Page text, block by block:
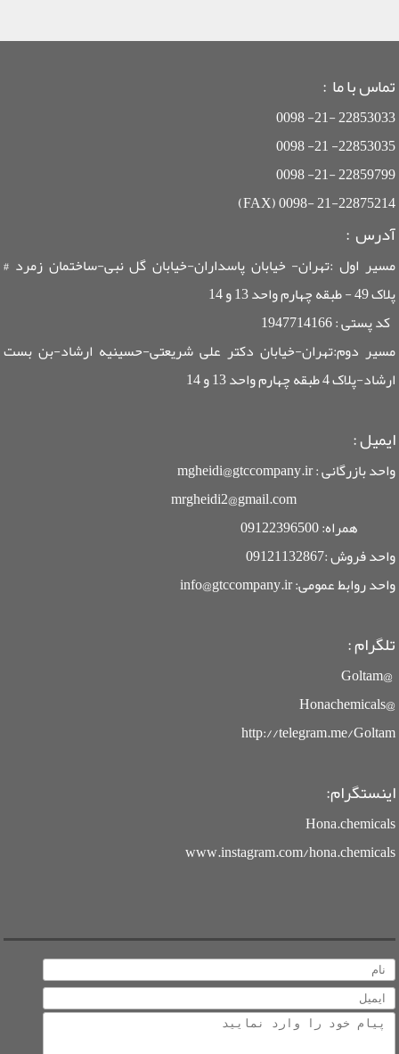
تماس با ما :
22853033 -21- 0098
22853035- 21- 0098
22859799 -21- 0098
21-22875214 -0098 (FAX)
آدرس :
مسیر اول :تهران- خیابان پاسداران-خیابان گل نبی-ساختمان زمرد #
پلاک 49 - طبقه چهارم واحد 13 و 14
کد پستی : 1947714166
مسیر دوم:تهران-خیابان دکتر علی شریعتی-حسینیه ارشاد-بن بست
ارشاد-پلاک 4 طبقه چهارم واحد 13 و 14
ایمیل:
واحد بازرگانی : mgheidi@gtccompany.ir
mrgheidi2@gmail.com
همراه: 09122396500
واحد فروش :09121132867
واحد روابط عمومی: info@gtccompany.ir
تلگرام :
@Goltam
@Honachemicals
http://telegram.me/Goltam
اینستگرام:
Hona.chemicals
www.instagram.com/hona.chemicals